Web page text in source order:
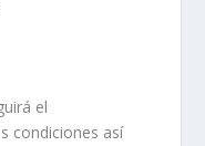
el
condiciones así